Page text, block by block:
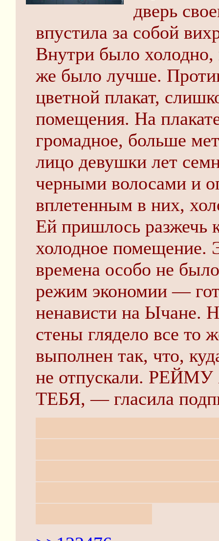
дверь
впустила за собой
Внутри было холодно,
же было лучше.
цветной плакат,
помещения. На
громадное, больше
лицо девушки лет
черными волосами и
вплетенным в них,
Ей пришлось разжечь
холодное помещение.
времена особо не
режим экономии —
ненависти на Ычане.
стены глядело все то
выполнен так, что,
не отпускали.
ТЕБЯ, — гласила